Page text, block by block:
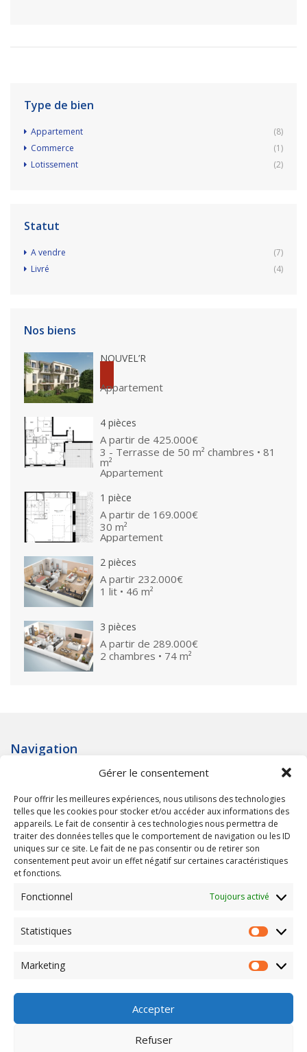
Gérer le consentement
Pour offrir les meilleures expériences, nous utilisons des technologies
telles que les cookies pour stocker et/ou accéder aux informations des
appareils. Le fait de consentir à ces technologies nous permettra de
traiter des données telles que le comportement de navigation ou les ID
uniques sur ce site. Le fait de ne pas consentir ou de retirer son
consentement peut avoir un effet négatif sur certaines caractéristiques
et fonctions.
Fonctionnel Toujours activé
Statistiques
Marketing
Accepter
Refuser
Type de bien
Appartement
(8)
Commerce
(1)
Lotissement
(2)
Statut
A vendre
(7)
Livré
(4)
Nos biens
NOUVEL’R
Appartement
4 pièces
A partir de 425.000€
3 - Terrasse de 50 m² chambres • 81
m²
Appartement
1 pièce
A partir de 169.000€
30 m²
Appartement
2 pièces
A partir 232.000€
1 lit • 46 m²
3 pièces
A partir de 289.000€
2 chambres • 74 m²
Navigation
Programmes neufs
Terrains à bâtir
Informations
Nos réferences
Calculette immobilière
11 Avenue Général de Gaulle
77170 Brie Comte Robert